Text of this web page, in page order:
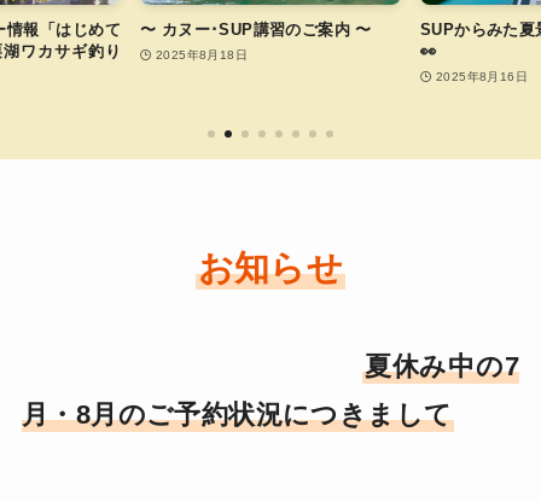
報「はじめて
ワカサギ釣り
〜 カヌー･SUP講習のご案内 〜
2025年8月18日
SUPからみた夏
👀
2025年8月16日
お知らせ
夏休み中の7
月・8月のご予約状況につきまして